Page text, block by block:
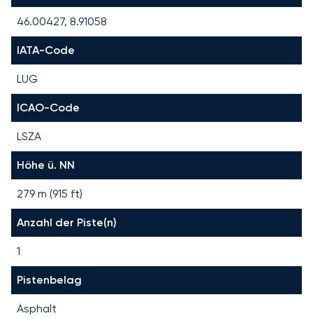
46.00427, 8.91058
IATA-Code
LUG
ICAO-Code
LSZA
Höhe ü. NN
279 m (915 ft)
Anzahl der Piste(n)
1
Pistenbelag
Asphalt